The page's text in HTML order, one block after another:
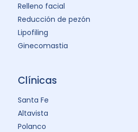
Relleno facial
Reducción de pezón
Lipofiling
Ginecomastia
Clínicas
Santa Fe
Altavista
Polanco